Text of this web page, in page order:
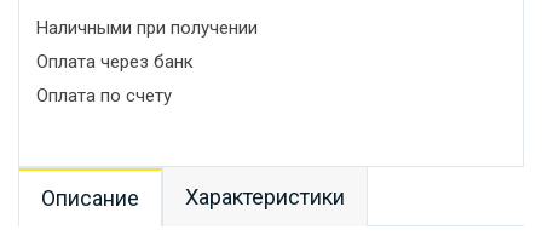
Наличными при получении
Оплата через банк
Оплата по счету
Описание Характеристики